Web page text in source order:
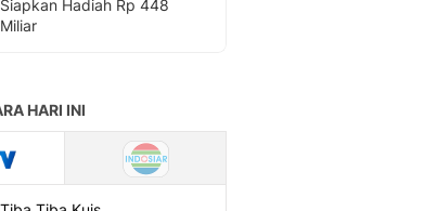
Siapkan Hadiah Rp 448
Miliar